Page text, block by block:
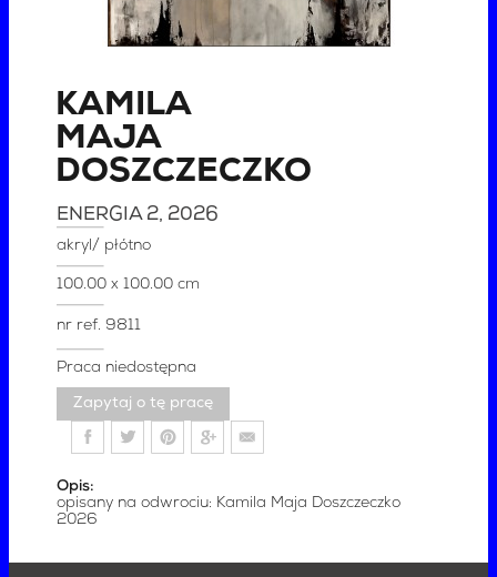
KAMILA
MAJA
DOSZCZECZKO
ENERGIA 2, 2026
akryl/ płótno
100.00 x 100.00 cm
nr ref.9811
Praca niedostępna
Zapytaj o tę pracę
Opis:
opisany na odwrociu: Kamila Maja Doszczeczko
2026